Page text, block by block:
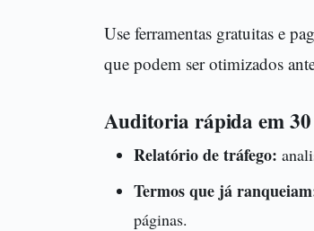
Use ferramentas gratuitas e
que podem ser otimizados
Auditoria rápida em
Relatório de tráfego:
Termos que já
páginas.